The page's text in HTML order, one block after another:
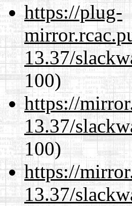
https://plug-
13.37/
100)
https://
13.37/
100)
https://
13.37/